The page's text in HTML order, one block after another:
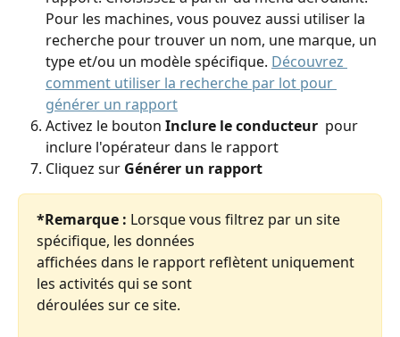
Pour les machines, vous pouvez aussi utiliser la
recherche pour trouver un nom, une marque, un
type et/ou un modèle spécifique. Découvrez
comment utiliser la recherche par lot pour
générer un rapport
Activez le bouton Inclure le conducteur pour
inclure l'opérateur dans le rapport
Cliquez sur Générer un rapport
*Remarque : Lorsque vous filtrez par un site
spécifique, les données
affichées dans le rapport reflètent uniquement
les activités qui se sont
déroulées sur ce site.